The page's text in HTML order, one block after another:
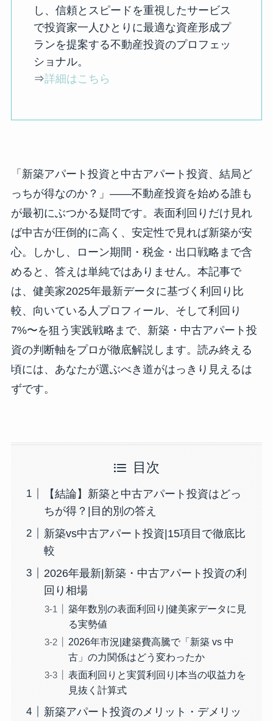
し、信頼とスピードを重視したサービス
で投資家一人ひとりに最適な資産形成プ
ランを提案する不動産投資のプロフェッ
ショナル。
⇒詳細はこちら
「新築アパート投資と中古アパート投資、結局ど
っちが得なのか？」――不動産投資を始める誰も
が最初にぶつかる疑問です。表面利回りだけ見れ
ば中古が圧倒的に高く、安定性で見れば新築が安
心。しかし、ローン期間・税金・出口戦略まで含
めると、答えは単純ではありません。本記事で
は、健美家2025年最新データに基づく利回り比
較、向いている人プロフィール、そして利回り
7%〜を狙う実践戦略まで、新築・中古アパート投
資の判断軸をプロが徹底解説します。読み終える
頃には、あなたが選ぶべき道がはっきり見えるは
ずです。
目次
【結論】新築と中古アパート投資はどっ
ちが得？|目的別の答え
新築vs中古アパート投資|15項目で徹底比
較
2026年最新|新築・中古アパート投資の利
回り相場
築年数別の表面利回り|健美家データに見
る実勢値
2026年市況|建築費高騰で「新築 vs 中
古」の力関係はどう変わったか
表面利回りと実質利回り|本当の収益力を
見抜く計算式
新築アパート投資のメリット・デメリッ